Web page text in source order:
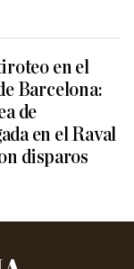
en el
Barcelona:
de
en el Raval
disparos